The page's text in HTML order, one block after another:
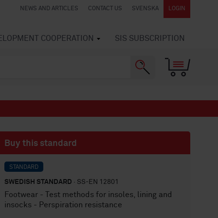
NEWS AND ARTICLES CONTACT US SVENSKA LOGIN
COOPERATION SIS SUBSCRIPTION
Buy this standard
STANDARD
SWEDISH STANDARD · SS-EN 12801
Footwear - Test methods for insoles, lining and
insocks - Perspiration resistance